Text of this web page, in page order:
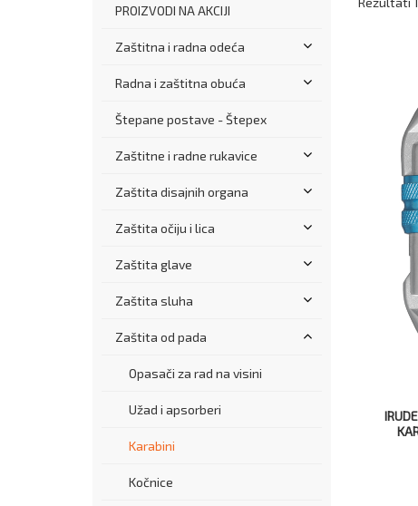
PROIZVODI NA AKCIJI
Zaštitna i radna odeća
Radna i zaštitna obuća
Štepane postave - Štepex
Zaštitne i radne rukavice
Zaštita disajnih organa
Zaštita očiju i lica
Zaštita glave
Zaštita sluha
Zaštita od pada
Opasači za rad na visini
Užad i apsorberi
Karabini
Kočnice